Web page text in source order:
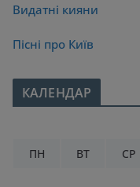
Видатні кияни
Пісні про Київ
КАЛЕНДАР
ПН
ВТ СР